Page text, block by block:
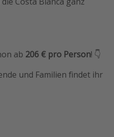
ab 206 € pro Person! 👇
und Familien findet ihr